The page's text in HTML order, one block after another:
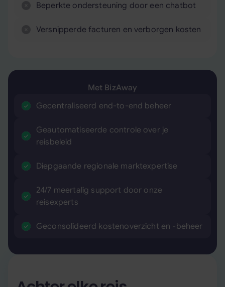
Beperkte ondersteuning door een chatbot
Versnipperde facturen en verborgen kosten
Met BizAway
Gecentraliseerd end-to-end beheer
Geautomatiseerde controle over je
reisbeleid
Diepgaande regionale marktexpertise
24/7 meertalig support door onze
reisexperts
Geconsolideerd kostenoverzicht en -beheer